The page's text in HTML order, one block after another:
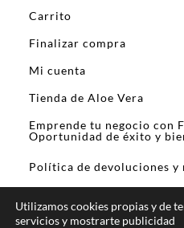
Carrito
Finalizar compra
Mi cuenta
Tienda de Aloe Vera
Emprende tu negocio con
Oportunidad de éxito y
Política de devoluciones y
Utilizamos cookies propias y de
servicios y mostrarte publicidad